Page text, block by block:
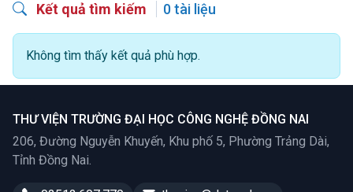
Kết quả tìm kiếm 0 tài liệu
Không tìm thấy kết quả phù hợp.
THƯ VIỆN TRƯỜNG ĐẠI HỌC CÔNG NGHỆ ĐỒNG NAI
206, Đường Nguyễn Khuyến, Khu phố 5, Phường Trảng Dài,
Tỉnh Đồng Nai.